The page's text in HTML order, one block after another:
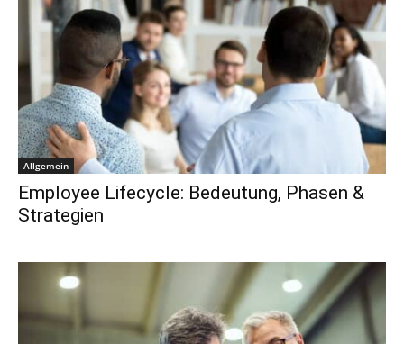
Allgemein
Employee Lifecycle: Bedeutung, Phasen &
Strategien